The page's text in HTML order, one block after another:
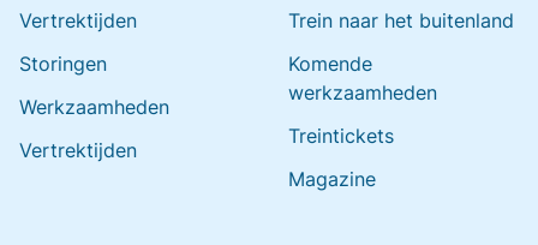
Vertrektijden
Storingen
Werkzaamheden
Vertrektijden
Trein naar het buitenland
Komende
werkzaamheden
Treintickets
Magazine